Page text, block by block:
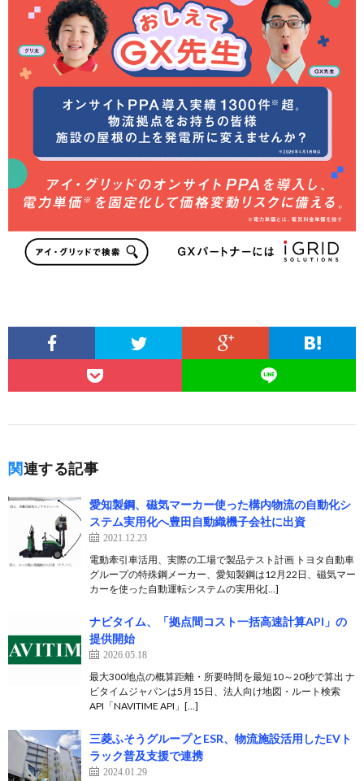
関連する記事
愛知製鋼、磁気マーカー使った構内物流の自動化シ
ステム実用化へ豊田自動織機子会社に出資
2021.12.23
電動牽引車活用、実際の工場で製品テスト計画 トヨタ自動車
グループの特殊鋼メーカー、愛知製鋼は12月22日、磁気マー
カーを使った自動運転システムの実用化[…]
ナビタイム、「拠点間コスト一括高速計算API」の
提供開始
2026.05.18
最大300地点の概算距離・所要時間を最短10～20秒で算出 ナ
ビタイムジャパンは5月15日、法人向け地図・ルート検索
API「NAVITIME API」[…]
三菱ふそうグループとESR、物流施設活用したEVト
ラック普及支援で連携
2024.01.29